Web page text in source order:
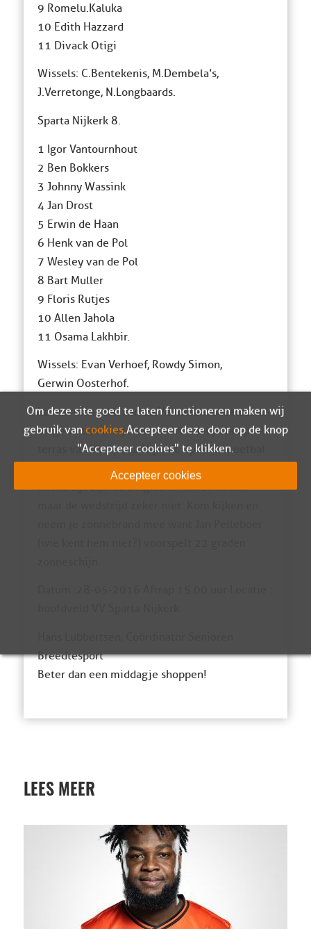
9 Romelu.Kaluka
10 Edith Hazzard
11 Divack Otigi
Wissels: C.Bentekenis, M.Dembela’s,
J.Verretonge, N.Longbaards.
Sparta Nijkerk 8.
1 Igor Vantournhout
2 Ben Bokkers
3 Johnny Wassink
4 Jan Drost
5 Erwin de Haan
6 Henk van de Pol
7 Wesley van de Pol
8 Bart Muller
9 Floris Rutjes
10 Allen Jahola
11 Osama Lakhbir.
Wissels: Evan Verhoef, Rowdy Simon,
Gerwin Oosterhof.
Lekker uitrusten van de Veluwse wandeltocht
en genieten van je verdiende snoepzak op het
terras van VV Sparta Nijkerk. Sportief voetbal
van het hoogste niveau ( of er net iets onder).
Natuurlijk zijn de Belgische namen fictief
Breedtesport
Beter dan een middagje shoppen!
LEES MEER
Om deze site goed te laten functioneren maken wij
gebruik van cookies. Accepteer deze door op de knop
"Accepteer cookies" te klikken.
Accepteer cookies